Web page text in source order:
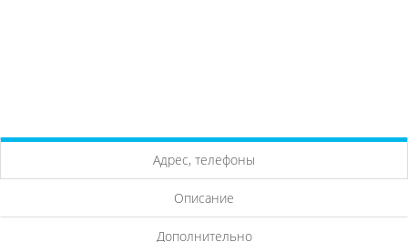
Адрес, телефоны
Описание
Дополнительно